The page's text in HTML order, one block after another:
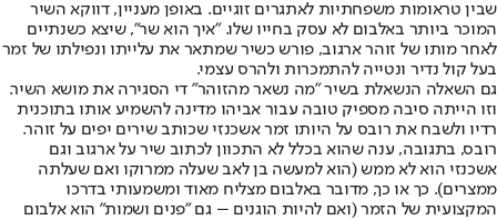
שבין טראומות משפחתיות לאתגרים זוגיים. באופן מעניין, דווקא השיר
המוכר ביותר באלבום לא עסק בחייו שלו. "איך הוא שר", שיצא כשנתיים
לאחר מותו של זוהר ארגוב, פורש כשיר שמתאר את עלייתו ונפילתו של זמר
בעל קול נדיר ונטייה להתמכרות ולהרס עצמי.
גם השאלה הנשאלת בשיר "מה נשאר מהזוהר" די הסגירה את מושא השיר.
וזו הייתה סיבה מספיק טובה עבור אביהו מדינה להשמיע אותו בתוכנית
רדיו ולשבח את רובס על היותו זמר אשכנזי שכותב שירים יפים על זוהר.
רובס, בתגובה, ענה שהוא בכלל לא התכוון לכתוב שיר על ארגוב וגם
אשכנזי הוא לא ממש (הוא למעשה בן לאב שעלה ממרוקו ואם שעלתה
ממצרים). כך או כך, מדובר באלבום מצליח מאוד ומשמעותי בדרכו
המקצועית של הזמר (ואם להיות הוגנים – גם "פנים ושמות" הוא אלבום